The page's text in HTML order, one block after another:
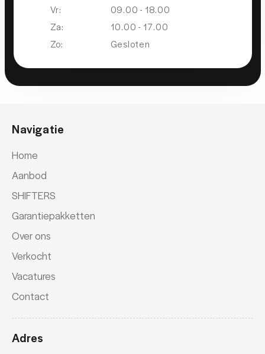
Vr:
09.00 - 18.00
Za:
10.00 - 17.00
Zo:
Gesloten
Navigatie
Home
Aanbod
SHIFTERS
Garantiepakketten
Over ons
Verkocht
Vacatures
Contact
Adres